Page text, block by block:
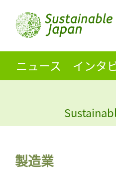
ニュース インタ
製造業